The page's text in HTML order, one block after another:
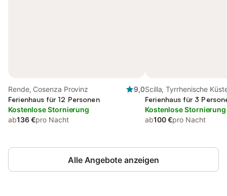
Rende, Cosenza Provinz
9,0
Ferienhaus für 12 Personen
Kostenlose Stornierung
ab136 €pro Nacht
Scilla, Tyrrhenische
Kalabrien
Ferienhaus für 3
Kostenlose Stornierung
ab100 €pro Nacht
Alle Angebote anzeigen